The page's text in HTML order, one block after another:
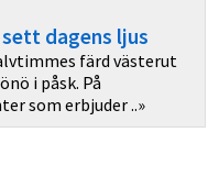
dagens ljus
färd västerut
i påsk. På
som erbjuder ..»